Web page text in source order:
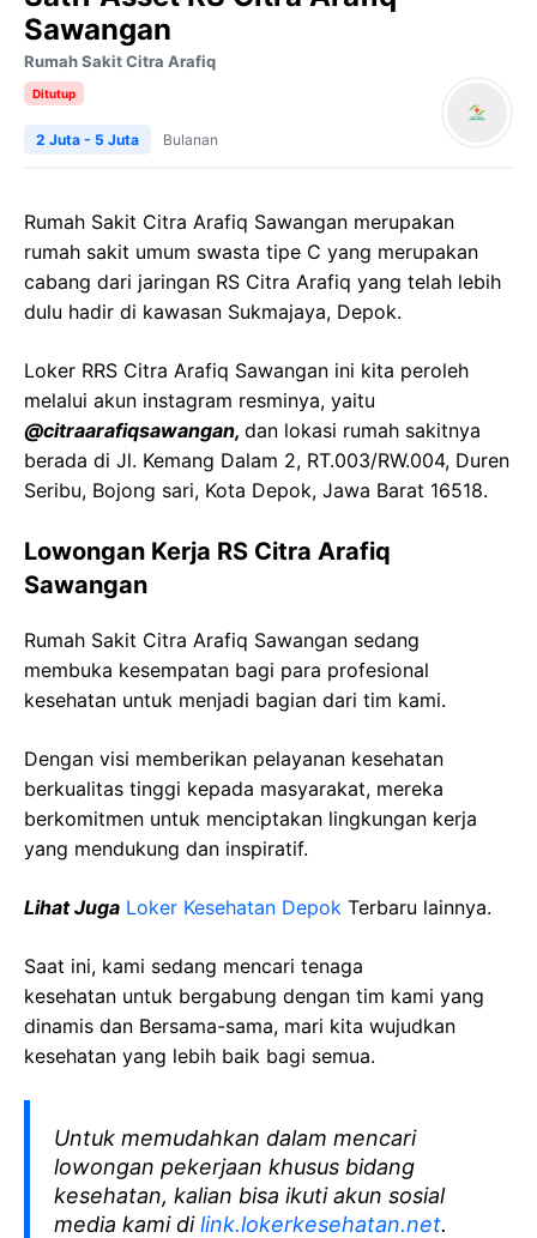
Sawangan
Rumah Sakit Citra Arafiq
Ditutup
2 Juta - 5 Juta Bulanan
Rumah Sakit Citra Arafiq Sawangan merupakan
rumah sakit umum swasta tipe C yang merupakan
cabang dari jaringan RS Citra Arafiq yang telah lebih
dulu hadir di kawasan Sukmajaya, Depok.
Loker RRS Citra Arafiq Sawangan ini kita peroleh
melalui akun instagram resminya, yaitu
@citraarafiqsawangan, dan lokasi rumah sakitnya
berada di Jl. Kemang Dalam 2, RT.003/RW.004, Duren
Seribu, Bojong sari, Kota Depok, Jawa Barat 16518.
Lowongan Kerja RS Citra Arafiq
Sawangan
Rumah Sakit Citra Arafiq Sawangan sedang
membuka kesempatan bagi para profesional
kesehatan untuk menjadi bagian dari tim kami.
Dengan visi memberikan pelayanan kesehatan
berkualitas tinggi kepada masyarakat, mereka
berkomitmen untuk menciptakan lingkungan kerja
yang mendukung dan inspiratif.
Lihat Juga Loker Kesehatan Depok Terbaru lainnya.
Saat ini, kami sedang mencari tenaga
kesehatan untuk bergabung dengan tim kami yang
dinamis dan Bersama-sama, mari kita wujudkan
kesehatan yang lebih baik bagi semua.
Untuk memudahkan dalam mencari
lowongan pekerjaan khusus bidang
kesehatan, kalian bisa ikuti akun sosial
media kami dilink.lokerkesehatan.net.